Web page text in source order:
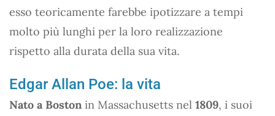
esso teoricamente farebbe ipotizzare a tempi
molto più lunghi per la loro realizzazione
rispetto alla durata della sua vita.
Edgar Allan Poe: la vita
Nato a Boston in Massachusetts nel 1809, i suoi